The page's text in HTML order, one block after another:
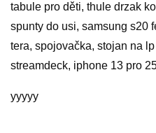
tabule pro děti, thule drzak
spunty do usi, samsung s20
tera, spojovačka, stojan na
streamdeck, iphone 13 pro
yyyyy